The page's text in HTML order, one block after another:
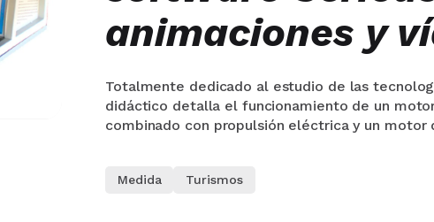
animaciones y
Totalmente dedicado al estudio de las
didáctico detalla el funcionamiento de un
combinado con propulsión eléctrica y un motor
Medida Turismos